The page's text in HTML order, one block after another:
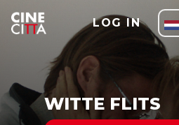
LOG IN
WITTE FLITS